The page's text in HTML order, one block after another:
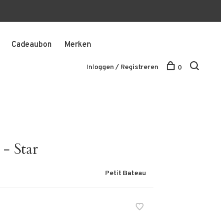
Cadeaubon Merken
Inloggen / Registreren 0
Star
Petit Bateau